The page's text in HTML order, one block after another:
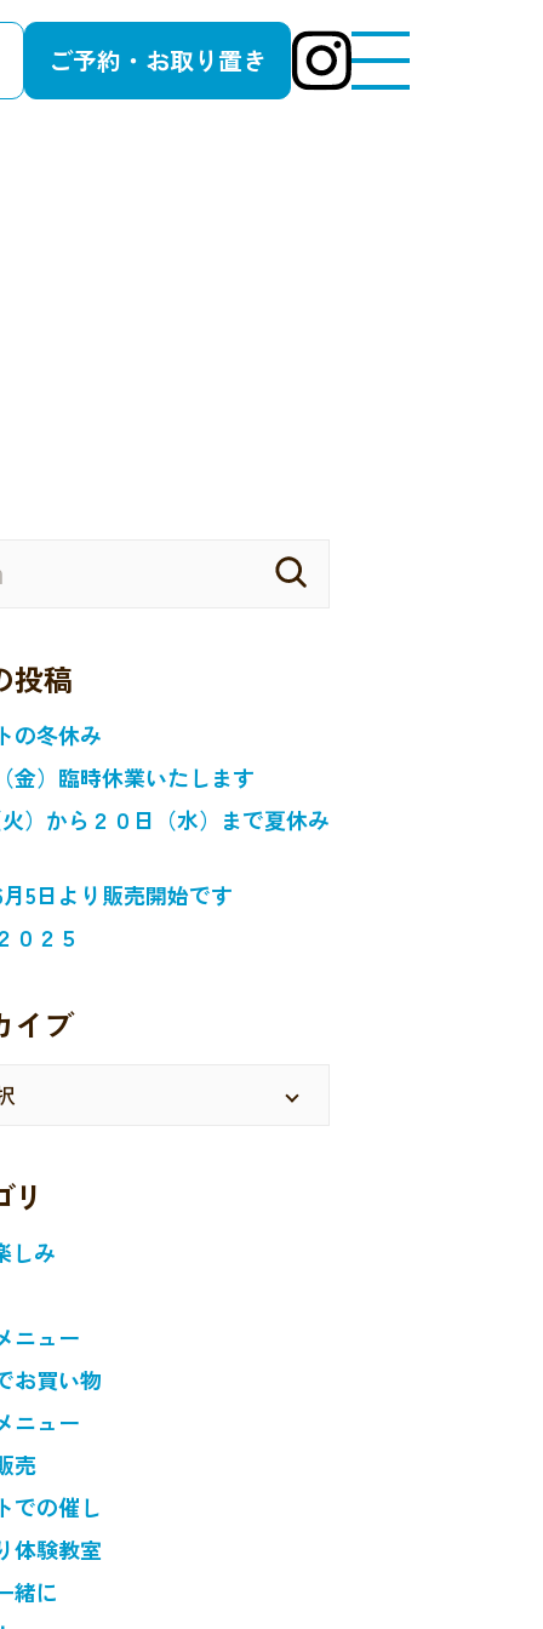
ご予約・お取り置き
投稿
の冬休み
金）臨時休業いたします
）から２０日（水）まで夏休み
5日より販売開始です
０２５
イブ
リ
しみ
ニュー
お買い物
ニュー
売
での催し
体験教室
緒に